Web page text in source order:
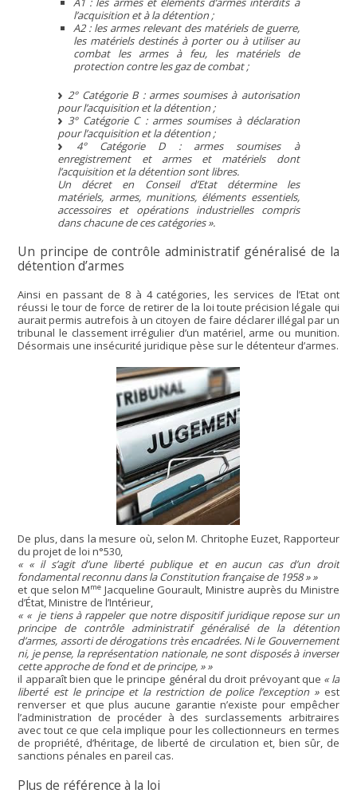
l’acquisition et à la détention ;
A2 : les armes relevant des matériels de guerre,
les matériels destinés à porter ou à utiliser au
combat les armes à feu, les matériels de
protection contre les gaz de combat ;
2° Catégorie B : armes soumises à autorisation
pour l’acquisition et la détention ;
3° Catégorie C : armes soumises à déclaration
pour l’acquisition et la détention ;
4° Catégorie D : armes soumises à
enregistrement et armes et matériels dont
l’acquisition et la détention sont libres.
Un décret en Conseil d’Etat détermine les
matériels, armes, munitions, éléments essentiels,
accessoires et opérations industrielles compris
dans chacune de ces catégories ».
Un principe de contrôle administratif généralisé de la
détention d’armes
Ainsi en passant de 8 à 4 catégories, les services de l’Etat ont
réussi le tour de force de retirer de la loi toute précision légale qui
aurait permis autrefois à un citoyen de faire déclarer illégal par un
tribunal le classement irrégulier d’un matériel, arme ou munition.
Désormais une insécurité juridique pèse sur le détenteur d’armes.
De plus, dans la mesure où, selon M. Chritophe Euzet, Rapporteur
du projet de loi n°530,
« il s’agit d’une liberté publique et en aucun cas d’un droit
fondamental reconnu dans la Constitution française de 1958 »
et que selon Mme Jacqueline Gourault, Ministre auprès du Ministre
d’État, Ministre de l’Intérieur,
« je tiens à rappeler que notre dispositif juridique repose sur un
principe de contrôle administratif généralisé de la détention
d’armes, assorti de dérogations très encadrées. Ni le Gouvernement
ni, je pense, la représentation nationale, ne sont disposés à inverser
cette approche de fond et de principe, »
il apparaît bien que le principe général du droit prévoyant que « la
liberté est le principe et la restriction de police l’exception »est
renverser et que plus aucune garantie n’existe pour empêcher
l’administration de procéder à des surclassements arbitraires
avec tout ce que cela implique pour les collectionneurs en termes
de propriété, d’héritage, de liberté de circulation et, bien sûr, de
sanctions pénales en pareil cas.
Plus de référence à la loi